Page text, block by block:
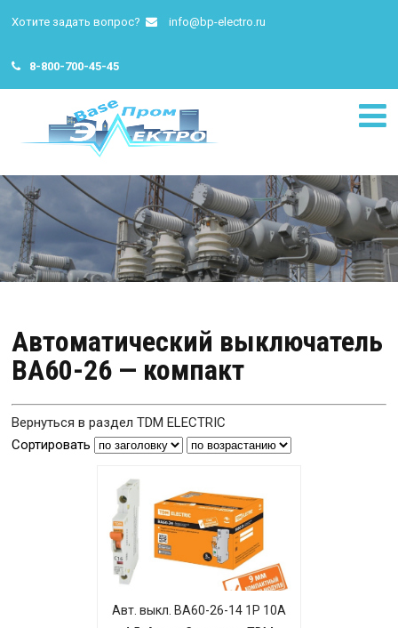
Хотите задать вопрос? info@bp-electro.ru
8-800-700-45-45
Автоматический выключатель
ВА60-26 — компакт
Вернуться в раздел TDM ELECTRIC
Сортировать
Авт. выкл. ВА60-26-14 1P 10А